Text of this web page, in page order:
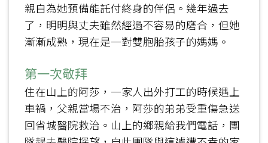
親自為她預備能託付終身的伴侶。幾年過去
了，明明與丈夫雖然經過不容易的磨合，但她
漸漸成熟，現在是一對雙胞胎孩子的媽媽。
第一次敬拜
住在山上的阿莎，一家人出外打工的時候遇上
車禍，父親當場不治，阿莎的弟弟受重傷急送
回省城醫院救治。山上的鄉親給我們電話，團